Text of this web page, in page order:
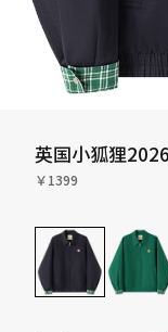
英国小狐狸
￥1399